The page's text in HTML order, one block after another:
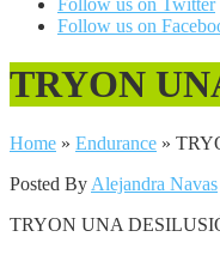
Follow us on Twitter
Follow us on
TRYON
Home » Endurance »
Posted By Alejandra Navas
TRYON UNA